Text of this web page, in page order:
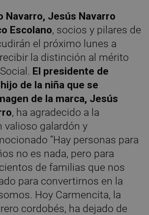
Navarro, Jesús Navarro
Escolano, socios y pilares de
el próximo lunes a
la distinción al mérito
El presidente de
de la niña que se
de la marca, Jesús
, ha agradecido a la
valioso galardón y
“Hay personas para
no es nada, pero para
de familias que nos
para convertirnos en la
Hoy Carmencita, la
cordobés, ha dejado de